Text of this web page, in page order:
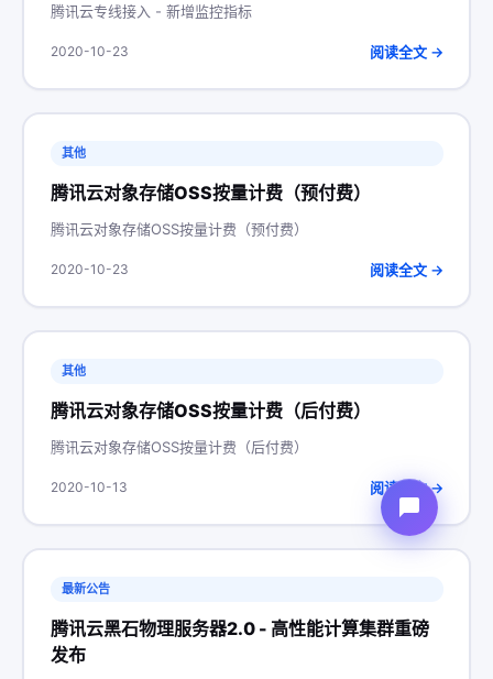
腾讯云专线接入 - 新增监控指标
2020-10-23 阅读全文 →
其他
腾讯云对象存储OSS按量计费（预付费）
腾讯云对象存储OSS按量计费（预付费）
2020-10-23 阅读全文 →
其他
腾讯云对象存储OSS按量计费（后付费）
腾讯云对象存储OSS按量计费（后付费）
2020-10-13 阅读全文 →
最新公告
腾讯云黑石物理服务器2.0 - 高性能计算集群重磅
发布